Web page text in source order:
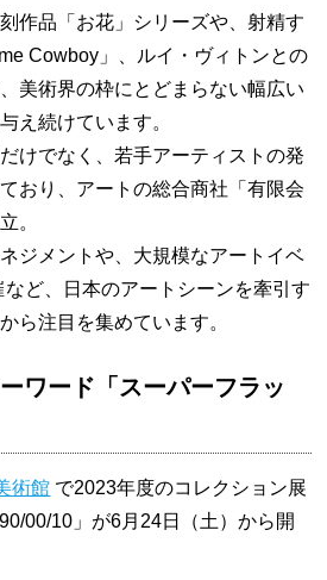
作品「お花」シリーズや、射精す
Cowboy」、ルイ・ヴィトンとの
美術界の枠にとどまらない幅広い
え続けています。
けでなく、若手アーティストの発
おり、アートの総合商社「有限会
。
ジメントや、大規模なアートイベ
ど、日本のアートシーンを牽引す
ら注目を集めています。
ワード「スーパーフラッ
術館 で2023年度のコレクション展
00/10」が6月24日（土）から開